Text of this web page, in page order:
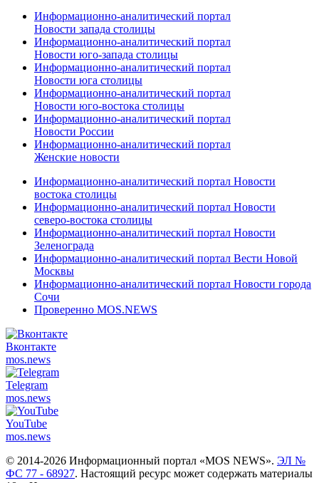
Информационно-аналитический портал
Новости запада столицы
Информационно-аналитический портал
Новости юго-запада столицы
Информационно-аналитический портал
Новости юга столицы
Информационно-аналитический портал
Новости юго-востока столицы
Информационно-аналитический портал
Новости России
Информационно-аналитический портал
Женские новости
Информационно-аналитический портал Новости
востока столицы
Информационно-аналитический портал Новости
северо-востока столицы
Информационно-аналитический портал Новости
Зеленограда
Информационно-аналитический портал Вести Новой
Москвы
Информационно-аналитический портал Новости города
Сочи
Проверенно MOS.NEWS
Вконтакте
mos.news
Telegram
mos.news
YouTube
mos.news
© 2014-2026 Информационный портал «MOS NEWS». ЭЛ №
ФС 77 - 68927. Настоящий ресурс может содержать материалы